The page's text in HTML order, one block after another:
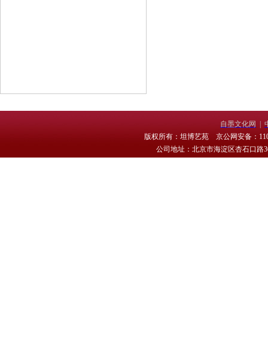
自墨文化网
版权所有：坦博艺苑 京公网安备：
公司地址：北京市海淀区杏石口路